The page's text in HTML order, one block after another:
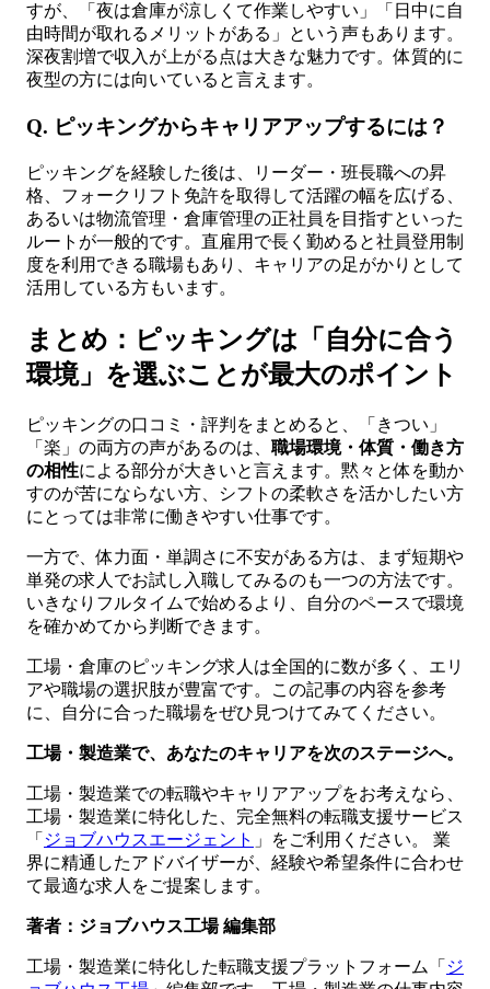
すが、「夜は倉庫が涼しくて作業しやすい」「日中に自
由時間が取れるメリットがある」という声もあります。
深夜割増で収入が上がる点は大きな魅力です。体質的に
夜型の方には向いていると言えます。
Q. ピッキングからキャリアアップするには？
ピッキングを経験した後は、リーダー・班長職への昇
格、フォークリフト免許を取得して活躍の幅を広げる、
あるいは物流管理・倉庫管理の正社員を目指すといった
ルートが一般的です。直雇用で長く勤めると社員登用制
度を利用できる職場もあり、キャリアの足がかりとして
活用している方もいます。
まとめ：ピッキングは「自分に合う
環境」を選ぶことが最大のポイント
ピッキングの口コミ・評判をまとめると、「きつい」
「楽」の両方の声があるのは、 職場環境・体質・働き方
の相性による部分が大きいと言えます。黙々と体を動か
すのが苦にならない方、シフトの柔軟さを活かしたい方
にとっては非常に働きやすい仕事です。
一方で、体力面・単調さに不安がある方は、まず短期や
単発の求人でお試し入職してみるのも一つの方法です。
いきなりフルタイムで始めるより、自分のペースで環境
を確かめてから判断できます。
工場・倉庫のピッキング求人は全国的に数が多く、エリ
アや職場の選択肢が豊富です。この記事の内容を参考
に、自分に合った職場をぜひ見つけてみてください。
工場・製造業で、あなたのキャリアを次のステージへ。
工場・製造業での転職やキャリアアップをお考えなら、
工場・製造業に特化した、完全無料の転職支援サービス
「 ジョブハウスエージェント 」をご利用ください。 業
界に精通したアドバイザーが、経験や希望条件に合わせ
て最適な求人をご提案します。
著者：ジョブハウス工場 編集部
工場・製造業に特化した転職支援プラットフォーム「 ジ